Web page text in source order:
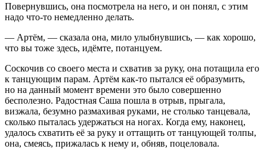
Повернувшись, она посмотрела на него, и он понял, с этим
надо что-то немедленно делать.
— Артём, — сказала она, мило улыбнувшись, — как хорошо,
что вы тоже здесь, идёмте, потанцуем.
Соскочив со своего места и схватив за руку, она потащила его
к танцующим парам. Артём как-то пытался её образумить,
но на данный момент времени это было совершенно
бесполезно. Радостная Саша пошла в отрыв, прыгала,
визжала, безумно размахивая руками, не столько танцевала,
сколько пыталась удержаться на ногах. Когда ему, наконец,
удалось схватить её за руку и оттащить от танцующей толпы,
она, смеясь, прижалась к нему и, обняв, поцеловала.